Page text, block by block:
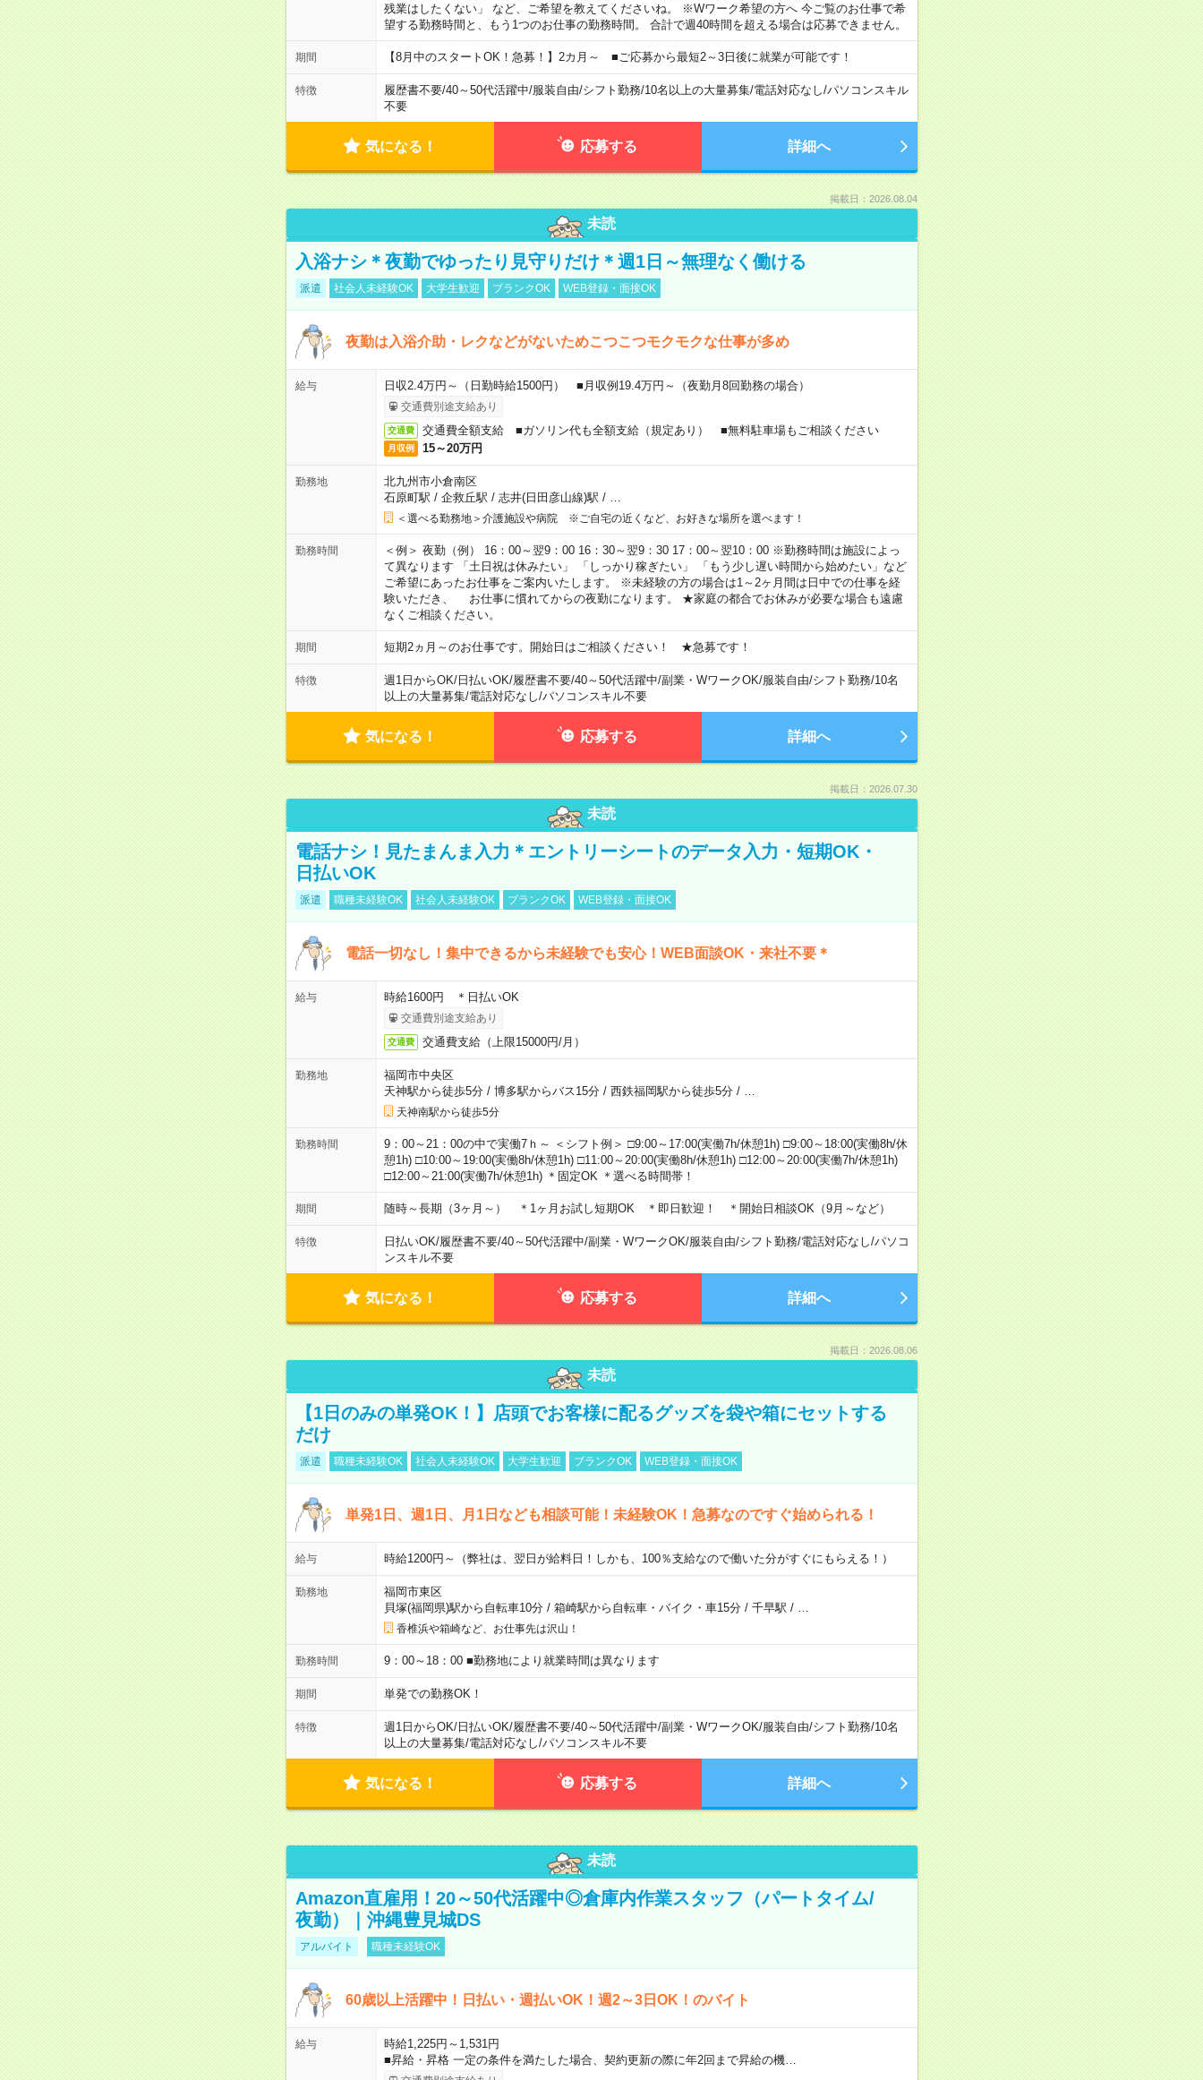
残業はしたくない」 など、ご希望を教えてくださいね。 ※Wワーク希望の方へ 今ご覧のお仕事で希
望する勤務時間と、もう1つのお仕事の勤務時間。 合計で週40時間を超える場合は応募できません。
期間 【8月中のスタートOK！急募！】2カ月～ ■ご応募から最短2～3日後に就業が可能です！
特徴 履歴書不要/40～50代活躍中/服装自由/シフト勤務/10名以上の大量募集/電話対応なし/パソコンスキル
不要
気になる！ 応募する 詳細へ
掲載日：2026.08.04
未読
入浴ナシ＊夜勤でゆったり見守りだけ＊週1日～無理なく働ける
派遣 社会人未経験OK 大学生歓迎 ブランクOK WEB登録・面接OK
夜勤は入浴介助・レクなどがないためこつこつモクモクな仕事が多め
給与 日収2.4万円～（日勤時給1500円） ■月収例19.4万円～（夜勤月8回勤務の場合）
交通費別途支給あり
交通費 交通費全額支給 ■ガソリン代も全額支給（規定あり） ■無料駐車場もご相談ください
月収例 15～20万円
勤務地
北九州市小倉南区
石原町駅 / 企救丘駅 / 志井(日田彦山線)駅 /
＜選べる勤務地＞介護施設や病院 ※ご自宅の近くなど、お好きな場所を選べます！
勤務時間
＜例＞ 夜勤（例） 16：00～翌9：00 16：30～翌9：30 17：00～翌10：00 ※勤務時間は施設によっ
て異なります 「土日祝は休みたい」 「しっかり稼ぎたい」 「もう少し遅い時間から始めたい」など
ご希望にあったお仕事をご案内いたします。 ※未経験の方の場合は1～2ヶ月間は日中での仕事を経
験いただき、 お仕事に慣れてからの夜勤になります。 ★家庭の都合でお休みが必要な場合も遠慮
なくご相談ください。
期間 短期2ヵ月～のお仕事です。開始日はご相談ください！ ★急募です！
特徴 週1日からOK/日払いOK/履歴書不要/40～50代活躍中/副業・WワークOK/服装自由/シフト勤務/10名
以上の大量募集/電話対応なし/パソコンスキル不要
気になる！ 応募する 詳細へ
掲載日：2026.07.30
未読
電話ナシ！見たまんま入力＊エントリーシートのデータ入力・短期OK・
日払いOK
派遣 職種未経験OK 社会人未経験OK ブランクOK WEB登録・面接OK
電話一切なし！集中できるから未経験でも安心！WEB面談OK・来社不要＊
給与 時給1600円 ＊日払いOK
交通費別途支給あり
交通費 交通費支給（上限15000円/月）
勤務地
福岡市中央区
天神駅から徒歩5分/ 博多駅からバス15分/ 西鉄福岡駅から徒歩5分/
天神南駅から徒歩5分
勤務時間
9：00～21：00の中で実働7ｈ～ ＜シフト例＞ □9:00～17:00(実働7h/休憩1h) □9:00～18:00(実働8h/休
憩1h) □10:00～19:00(実働8h/休憩1h) □11:00～20:00(実働8h/休憩1h) □12:00～20:00(実働7h/休憩1h)
□12:00～21:00(実働7h/休憩1h) ＊固定OK ＊選べる時間帯！
期間 随時～長期（3ヶ月～） ＊1ヶ月お試し短期OK ＊即日歓迎！ ＊開始日相談OK（9月～など）
特徴 日払いOK/履歴書不要/40～50代活躍中/副業・WワークOK/服装自由/シフト勤務/電話対応なし/パソコ
ンスキル不要
気になる！ 応募する 詳細へ
掲載日：2026.08.06
未読
【1日のみの単発OK！】店頭でお客様に配るグッズを袋や箱にセットする
だけ
派遣 職種未経験OK 社会人未経験OK 大学生歓迎 ブランクOK WEB登録・面接OK
単発1日、週1日、月1日なども相談可能！未経験OK！急募なのですぐ始められる！
給与 時給1200円～（弊社は、翌日が給料日！しかも、100％支給なので働いた分がすぐにもらえる！）
勤務地
福岡市東区
貝塚(福岡県)駅から自転車10分/ 箱崎駅から自転車・バイク・車15分/ 千早駅 /
香椎浜や箱崎など、お仕事先は沢山！
勤務時間 9：00～18：00 ■勤務地により就業時間は異なります
期間 単発での勤務OK！
特徴 週1日からOK/日払いOK/履歴書不要/40～50代活躍中/副業・WワークOK/服装自由/シフト勤務/10名
以上の大量募集/電話対応なし/パソコンスキル不要
気になる！ 応募する 詳細へ
未読
Amazon直雇用！20～50代活躍中◎倉庫内作業スタッフ（パートタイム/
夜勤）｜沖縄豊見城DS
アルバイト 職種未経験OK
60歳以上活躍中！日払い・週払いOK！週2～3日OK！のバイト
給与
時給1,225円～1,531円
■昇給・昇格 一定の条件を満たした場合、契約更新の際に年2回まで昇給の機…